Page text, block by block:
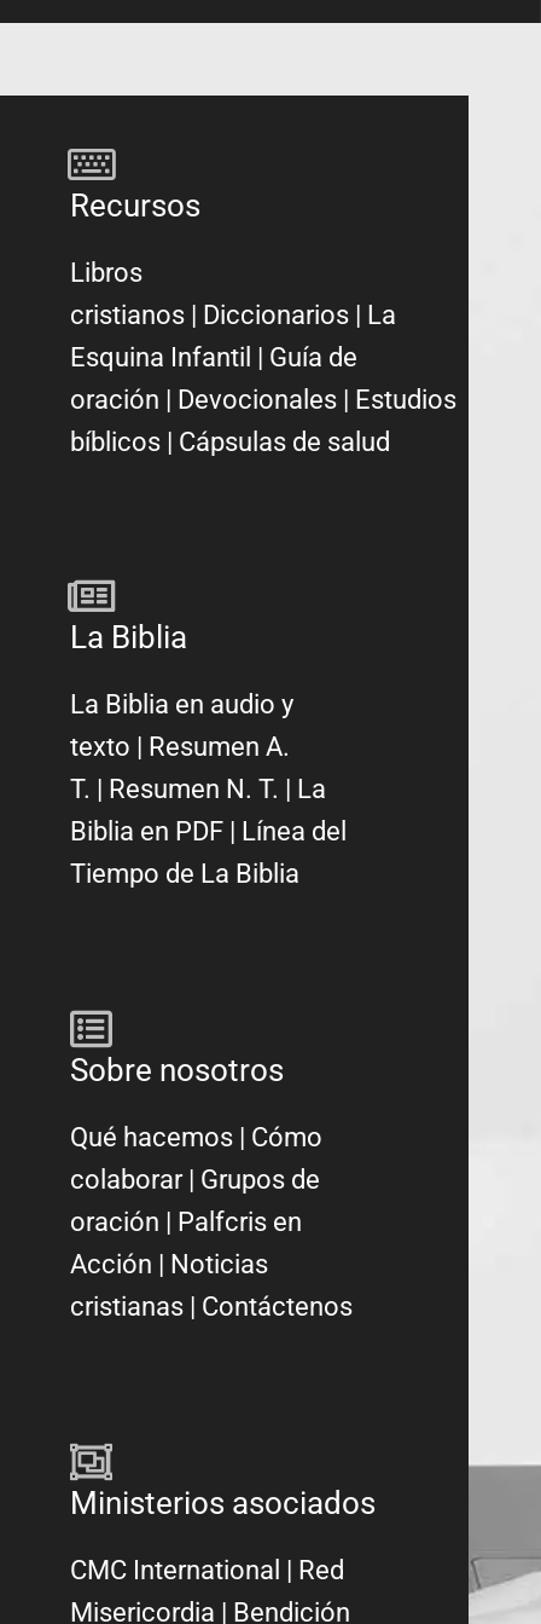
Recursos
Libros
cristianos | Diccionarios | La
Esquina Infantil | Guía de
oración | Devocionales | Estudios
bíblicos | Cápsulas de salud
La Biblia
La Biblia en audio y
texto
Resumen A.
T.
Resumen N. T.
La
Biblia en PDF
Línea del
Tiempo de La Biblia
Sobre nosotros
Qué hacemos | Cómo
colaborar| Grupos de
oración | Palfcris en
Acción | Noticias
cristianas | Contáctenos
Ministerios asociados
CMC International | Red
Misericordia | Bendición